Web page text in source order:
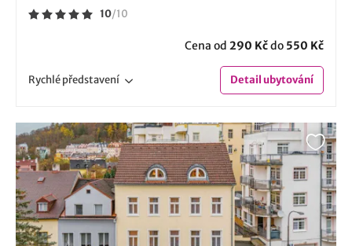
10/10
Cena od 290 Kčdo 550 Kč
Rychlépředstavení Detailubytování